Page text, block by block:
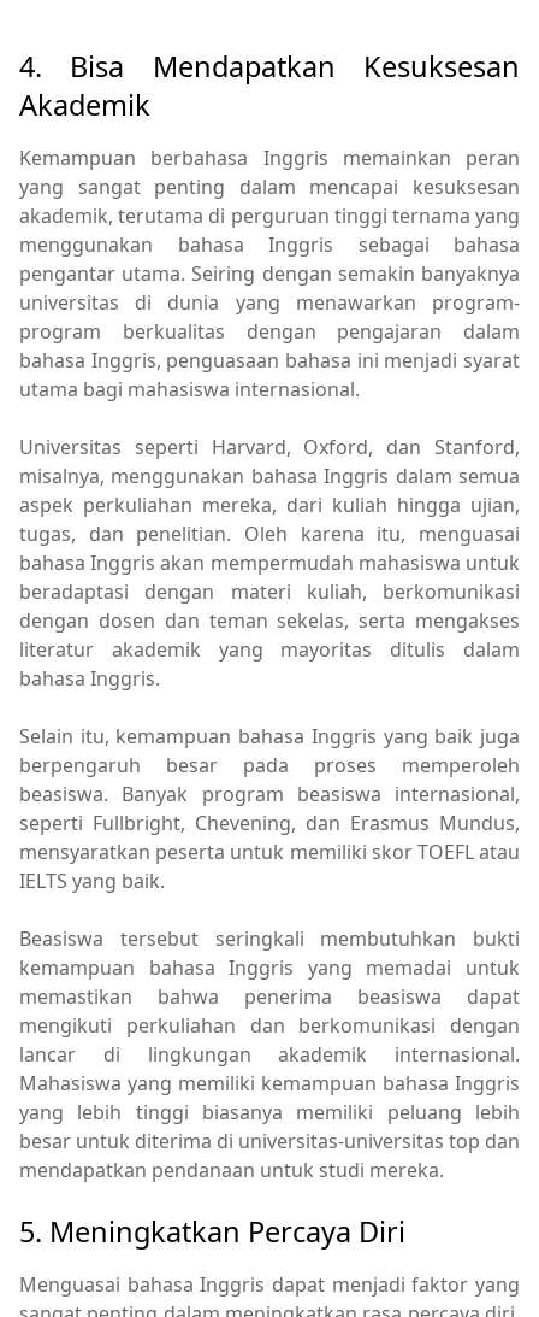
4. Bisa Mendapatkan Kesuksesan
Akademik
Kemampuan berbahasa Inggris memainkan peran
yang sangat penting dalam mencapai kesuksesan
akademik, terutama di perguruan tinggi ternama yang
menggunakan bahasa Inggris sebagai bahasa
pengantar utama. Seiring dengan semakin banyaknya
universitas di dunia yang menawarkan program-
program berkualitas dengan pengajaran dalam
bahasa Inggris, penguasaan bahasa ini menjadi syarat
utama bagi mahasiswa internasional.
Universitas seperti Harvard, Oxford, dan Stanford,
misalnya, menggunakan bahasa Inggris dalam semua
aspek perkuliahan mereka, dari kuliah hingga ujian,
tugas, dan penelitian. Oleh karena itu, menguasai
bahasa Inggris akan mempermudah mahasiswa untuk
beradaptasi dengan materi kuliah, berkomunikasi
dengan dosen dan teman sekelas, serta mengakses
literatur akademik yang mayoritas ditulis dalam
bahasa Inggris.
Selain itu, kemampuan bahasa Inggris yang baik juga
berpengaruh besar pada proses memperoleh
beasiswa. Banyak program beasiswa internasional,
seperti Fullbright, Chevening, dan Erasmus Mundus,
mensyaratkan peserta untuk memiliki skor TOEFL atau
IELTS yang baik.
Beasiswa tersebut seringkali membutuhkan bukti
kemampuan bahasa Inggris yang memadai untuk
memastikan bahwa penerima beasiswa dapat
mengikuti perkuliahan dan berkomunikasi dengan
lancar di lingkungan akademik internasional.
Mahasiswa yang memiliki kemampuan bahasa Inggris
yang lebih tinggi biasanya memiliki peluang lebih
besar untuk diterima di universitas-universitas top dan
mendapatkan pendanaan untuk studi mereka.
5. Meningkatkan Percaya Diri
Menguasai bahasa Inggris dapat menjadi faktor yang